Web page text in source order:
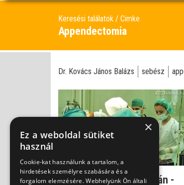
Keresési találatok Cimke
Appendectomia
Dr. Kovács János Balázs sebész
Gyanús varrat műtét után -
×
Ez a weboldal sütiket
használ
Cookie-kat használunk a tartalom, a
hirdetések személyre szabására és a
forgalom elemzésére. Webhelyünk Ön általi